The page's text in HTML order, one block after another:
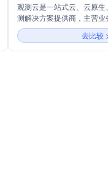
观测云是一站式云、云原
测解决方案提供商，主营
测、日志分析、应用性能
智能运维等，致力于帮助
务突破，提升系统可靠性。
去比较